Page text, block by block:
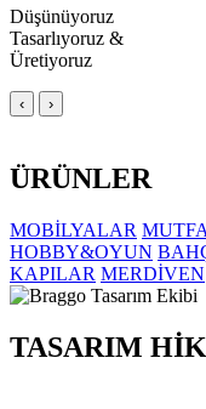
Düşünüyoruz
Tasarlıyoruz &
Üretiyoruz
‹ ›
ÜRÜNLER
MOBİLYALAR
HOBBY&OYUN
KAPILAR MERDİVEN
TASARIM